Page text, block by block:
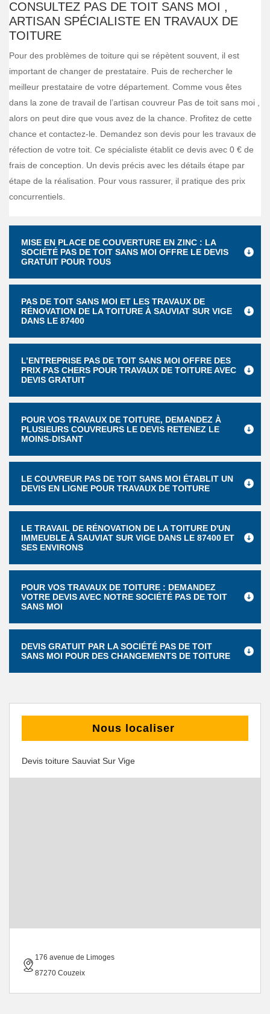
CONSULTEZ PAS DE TOIT SANS MOI ,
ARTISAN SPÉCIALISTE EN TRAVAUX DE
TOITURE
Pour des problèmes de toiture qui se répètent souvent, il est
important de changer de prestataire. Puis de rechercher le
meilleur prestataire de votre département. Comme vous êtes
dans la zone de travail de l’artisan couvreur Pas de toit sans moi ,
alors on peut dire que vous avez de la chance. Profitez de cette
chance et contactez-le. Demandez son devis pour les travaux de
réfection de votre toit. Ce spécialiste établit ce devis avec 0 € de
frais de conception. Un devis précis avec les détails étape par
étape de la réalisation. Pour vous rassurer, il pratique des prix
concurrentiels.
MISE EN PLACE DE COUVERTURE EN ZINC : LA
SOCIÉTÉ PAS DE TOIT SANS MOI OFFRE LE DEVIS
GRATUIT POUR TOUS
PAS DE TOIT SANS MOI ET LES TRAVAUX DE
RÉNOVATION DE LA TOITURE À SAUVIAT SUR VIGE
DANS LE 87400
L’ENTREPRISE PAS DE TOIT SANS MOI OFFRE DES
PRIX PAS CHERS POUR TRAVAUX DE TOITURE AVEC
DEVIS GRATUIT
POUR VOS TRAVAUX DE TOITURE, DEMANDEZ À
PLUSIEURS COUVREURS LE DEVIS RETENEZ LE
MOINS-DISANT
LE COUVREUR PAS DE TOIT SANS MOI ÉTABLIT UN
DEVIS EN LIGNE POUR TRAVAUX DE TOITURE
LE TRAVAIL DE RÉNOVATION DE LA TOITURE D'UN
IMMEUBLE À SAUVIAT SUR VIGE DANS LE 87400 ET
SES ENVIRONS
POUR VOS TRAVAUX DE TOITURE : DEMANDEZ
VOTRE DEVIS AVEC NOTRE SOCIÉTÉ PAS DE TOIT
SANS MOI
DEVIS GRATUIT PAR LA SOCIÉTÉ PAS DE TOIT
SANS MOI POUR DES CHANGEMENTS DE TOITURE
Nous localiser
Devis toiture Sauviat Sur Vige
176 avenue de Limoges
87270 Couzeix